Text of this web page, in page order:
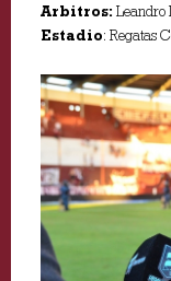
Arbitros: Leandro
Estadio: Regatas